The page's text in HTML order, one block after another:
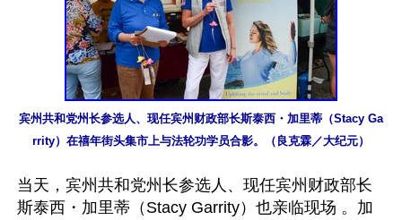
宾州共和党州长参选人、现任宾州财政部长斯泰西・加里蒂（Stacy Ga
rrity）在禧年街头集市上与法轮功学员合影。（良克霖／大纪元）
当天，宾州共和党州长参选人、现任宾州财政部长
斯泰西・加里蒂（Stacy Garrity）也亲临现场 。加